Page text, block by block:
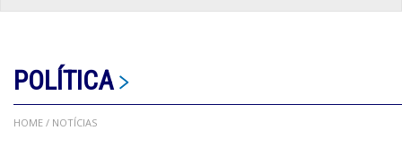
POLÍTICA
HOME / NOTÍCIAS